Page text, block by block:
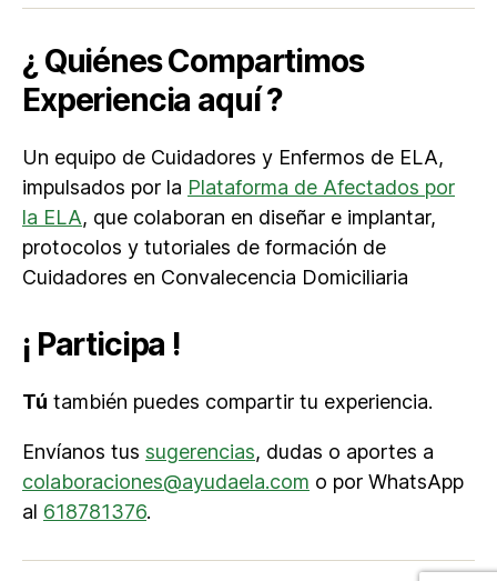
¿ Quiénes Compartimos
Experiencia aquí ?
Un equipo de Cuidadores y Enfermos de ELA,
impulsados por la Plataforma de Afectados por
la ELA, que colaboran en diseñar e implantar,
protocolos y tutoriales de formación de
Cuidadores en Convalecencia Domiciliaria
¡ Participa !
Tú también puedes compartir tu experiencia.
Envíanos tus sugerencias, dudas o aportes a
colaboraciones@ayudaela.com o por WhatsApp
al 618781376.